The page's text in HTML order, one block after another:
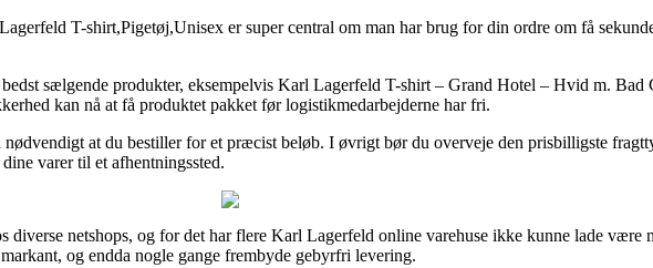
T-shirt,Pigetøj,Unisex er super central om man har brug for din ordre om få
sælgende produkter, eksempelvis Karl Lagerfeld T-shirt – Grand Hotel – Hvid m. Bad
kan nå at få produktet pakket før logistikmedarbejderne har fri.
at du bestiller for et præcist beløb. I øvrigt bør du overveje den prisbilligste
varer til et afhentningssted.
diverse netshops, og for det har flere Karl Lagerfeld online varehuse ikke kunne lade være
og endda nogle gange frembyde gebyrfri levering.